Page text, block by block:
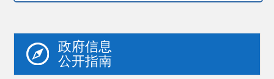
政府信息
公开指南